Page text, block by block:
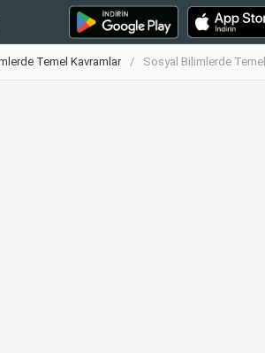
Temel Kavramlar Sosyal Bilimlerde Temel